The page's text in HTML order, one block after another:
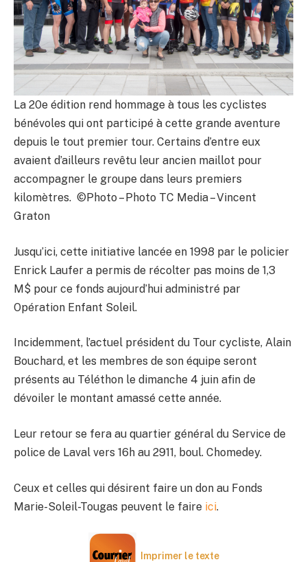
La 20e édition rend hommage à tous les cyclistes
bénévoles qui ont participé à cette grande aventure
depuis le tout premier tour. Certains d’entre eux
avaient d’ailleurs revêtu leur ancien maillot pour
accompagner le groupe dans leurs premiers
kilomètres. ©Photo – Photo TC Media – Vincent
Graton
Jusqu’ici, cette initiative lancée en 1998 par le policier
Enrick Laufer a permis de récolter pas moins de 1,3
M$ pour ce fonds aujourd’hui administré par
Opération Enfant Soleil.
Incidemment, l’actuel président du Tour cycliste, Alain
Bouchard, et les membres de son équipe seront
présents au Téléthon le dimanche 4 juin afin de
dévoiler le montant amassé cette année.
Leur retour se fera au quartier général du Service de
police de Laval vers 16h au 2911, boul. Chomedey.
Ceux et celles qui désirent faire un don au Fonds
Marie-Soleil-Tougas peuvent le faire ici.
Imprimer le texte